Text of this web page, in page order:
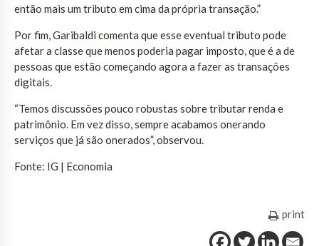
então mais um tributo em cima da própria transação.”
Por fim, Garibaldi comenta que esse eventual tributo pode
afetar a classe que menos poderia pagar imposto, que é a de
pessoas que estão começando agora a fazer as transações
digitais.
“Temos discussões pouco robustas sobre tributar renda e
patrimônio. Em vez disso, sempre acabamos onerando
serviços que já são onerados”, observou.
Fonte: IG | Economia
print